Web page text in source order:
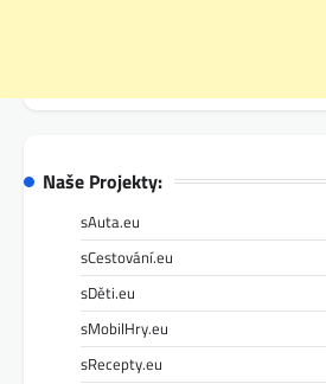
Naše Projekty:
sAuta.eu
sCestování.eu
sDěti.eu
sMobilHry.eu
sRecepty.eu